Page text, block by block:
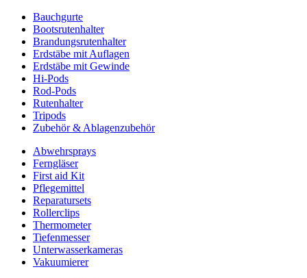
Bauchgurte
Bootsrutenhalter
Brandungsrutenhalter
Erdstäbe mit Auflagen
Erdstäbe mit Gewinde
Hi-Pods
Rod-Pods
Rutenhalter
Tripods
Zubehör & Ablagenzubehör
Abwehrsprays
Ferngläser
First aid Kit
Pflegemittel
Reparatursets
Rollerclips
Thermometer
Tiefenmesser
Unterwasserkameras
Vakuumierer